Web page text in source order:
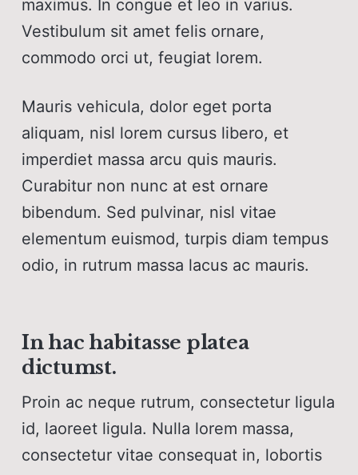
maximus. In congue et leo in varius.
Vestibulum sit amet felis ornare,
commodo orci ut, feugiat lorem.
Mauris vehicula, dolor eget porta
aliquam, nisl lorem cursus libero, et
imperdiet massa arcu quis mauris.
Curabitur non nunc at est ornare
bibendum. Sed pulvinar, nisl vitae
elementum euismod, turpis diam tempus
odio, in rutrum massa lacus ac mauris.
In hac habitasse platea
dictumst.
Proin ac neque rutrum, consectetur ligula
id, laoreet ligula. Nulla lorem massa,
consectetur vitae consequat in, lobortis